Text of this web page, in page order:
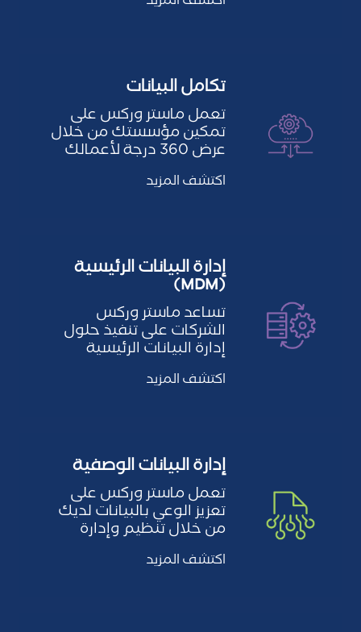
يتطلب…
تكامل البيانات
تعمل ماستر وركس على
تمكين مؤسستك من خلال
عرض 360 درجة لأعمالك
من خلال خدمات تكامل
البيانات لدينا…
اكتشف المزيد
إدارة البيانات الرئيسية
(MDM)
تساعد ماستر وركس
الشركات على تنفيذ حلول
إدارة البيانات الرئيسية
(MDM) التي تدعم تحديد
البيانات…
اكتشف المزيد
إدارة البيانات الوصفية
تعمل ماستر وركس على
تعزيز الوعي بالبيانات لديك
من خلال تنظيم وإدارة
البيانات الوصفية (بيانات
عن…
اكتشف المزيد